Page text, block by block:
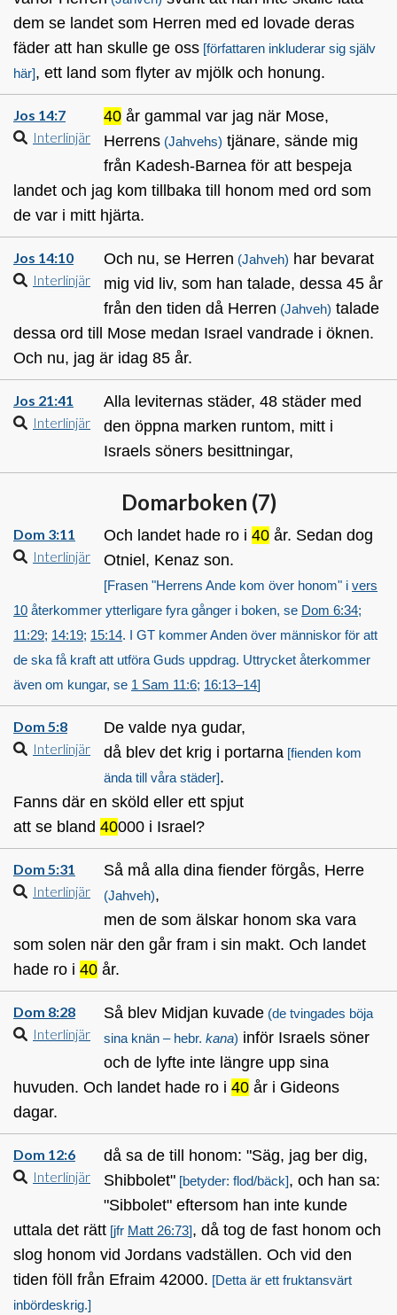
dem se landet som Herren med ed lovade deras
fäder att han skulle ge oss [författaren inkluderar sig själv
här], ett land som flyter av mjölk och honung.
Jos 14:7
Interlinjär
40 år gammal var jag när Mose,
Herrens (Jahvehs) tjänare, sände mig
från Kadesh-Barnea för att bespeja
landet och jag kom tillbaka till honom med ord som
de var i mitt hjärta.
Jos 14:10
Interlinjär
Och nu, se Herren (Jahveh) har bevarat
mig vid liv, som han talade, dessa 45 år
från den tiden då Herren (Jahveh) talade
dessa ord till Mose medan Israel vandrade i öknen.
Och nu, jag är idag 85 år.
Jos 21:41
Interlinjär
Alla leviternas städer, 48 städer med
den öppna marken runtom, mitt i
Israels söners besittningar,
Domarboken (7)
Dom 3:11
Interlinjär
Och landet hade ro i 40 år. Sedan dog
Otniel, Kenaz son.
[Frasen "Herrens Ande kom över honom" i vers
10 återkommer ytterligare fyra gånger i boken, se Dom 6:34;
11:29; 14:19; 15:14. I GT kommer Anden över människor för att
de ska få kraft att utföra Guds uppdrag. Uttrycket återkommer
även om kungar, se 1 Sam 11:6; 16:13–14]
Dom 5:8
Interlinjär
De valde nya gudar,
då blev det krig i portarna [fienden kom
ända till våra städer].
Fanns där en sköld eller ett spjut
att se bland 40000 i Israel?
Dom 5:31
Interlinjär
Så må alla dina fiender förgås, Herre
(Jahveh),
men de som älskar honom ska vara
som solen när den går fram i sin makt. Och landet
hade ro i 40 år.
Dom 8:28
Interlinjär
Så blev Midjan kuvade (de tvingades böja
sina knän – hebr. kana) inför Israels söner
och de lyfte inte längre upp sina
huvuden. Och landet hade ro i 40 år i Gideons
dagar.
Dom 12:6
Interlinjär
då sa de till honom: "Säg, jag ber dig,
Shibbolet" [betyder: flod/bäck], och han sa:
"Sibbolet" eftersom han inte kunde
uttala det rätt [jfr Matt 26:73], då tog de fast honom och
slog honom vid Jordans vadställen. Och vid den
tiden föll från Efraim 42000. [Detta är ett fruktansvärt
inbördeskrig.]